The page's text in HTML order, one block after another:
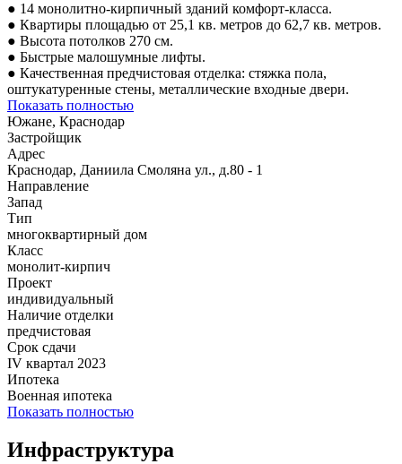
● 14 монолитно-кирпичный зданий комфорт-класса.
● Квартиры площадью от 25,1 кв. метров до 62,7 кв. метров.
● Высота потолков 270 см.
● Быстрые малошумные лифты.
● Качественная предчистовая отделка: стяжка пола,
оштукатуренные стены, металлические входные двери.
Показать полностью
Южане, Краснодар
Застройщик
Адрес
Краснодар, Даниила Смоляна ул., д.80 - 1
Направление
Запад
Тип
многоквартирный дом
Класс
монолит-кирпич
Проект
индивидуальный
Наличие отделки
предчистовая
Срок сдачи
IV квартал 2023
Ипотека
Военная ипотека
Показать полностью
Инфраструктура